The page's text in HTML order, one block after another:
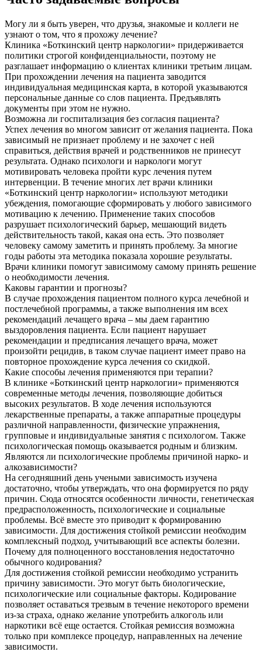
Могу ли я быть уверен, что друзья, знакомые и коллеги не
узнают о том, что я прохожу лечение?
Клиника «Боткинский центр наркологии» придерживается
политики строгой конфиденциальности, поэтому не
разглашает информацию о клиентах клиники третьим лицам.
При прохождении лечения на пациента заводится
индивидуальная медицинская карта, в которой указываются
персональные данные со слов пациента. Предъявлять
документы при этом не нужно.
Возможна ли госпитализация без согласия пациента?
Успех лечения во многом зависит от желания пациента. Пока
зависимый не признает проблему и не захочет с ней
справиться, действия врачей и родственников не принесут
результата. Однако психологи и наркологи могут
мотивировать человека пройти курс лечения путем
интервенции. В течение многих лет врачи клиники
«Боткинский центр наркологии» используют методики
убеждения, помогающие сформировать у любого зависимого
мотивацию к лечению. Применение таких способов
разрушает психологический барьер, мешающий видеть
действительность такой, какая она есть. Это позволяет
человеку самому заметить и принять проблему. За многие
годы работы эта методика показала хорошие результаты.
Врачи клиники помогут зависимому самому принять решение
о необходимости лечения.
Каковы гарантии и прогнозы?
В случае прохождения пациентом полного курса лечебной и
постлечебной программы, а также выполнения им всех
рекомендаций лечащего врача – мы даем гарантию
выздоровления пациента. Если пациент нарушает
рекомендации и предписания лечащего врача, может
произойти рецидив, в таком случае пациент имеет право на
повторное прохождение курса лечения со скидкой.
Какие способы лечения применяются при терапии?
В клинике «Боткинский центр наркологии» применяются
современные методы лечения, позволяющие добиться
высоких результатов. В ходе лечения используются
лекарственные препараты, а также аппаратные процедуры
различной направленности, физические упражнения,
групповые и индивидуальные занятия с психологом. Также
психологическая помощь оказывается родным и близким.
Являются ли психологические проблемы причиной нарко- и
алкозависимости?
На сегодняшний день учеными зависимость изучена
достаточно, чтобы утверждать, что она формируется по ряду
причин. Сюда относятся особенности личности, генетическая
предрасположенность, психологические и социальные
проблемы. Всё вместе это приводит к формированию
зависимости. Для достижения стойкой ремиссии необходим
комплексный подход, учитывающий все аспекты болезни.
Почему для полноценного восстановления недостаточно
обычного кодирования?
Для достижения стойкой ремиссии необходимо устранить
причину зависимости. Это могут быть биологические,
психологические или социальные факторы. Кодирование
позволяет оставаться трезвым в течение некоторого времени
из-за страха, однако желание употребить алкоголь или
наркотики всё еще остается. Стойкая ремиссия возможна
только при комплексе процедур, направленных на лечение
зависимости.